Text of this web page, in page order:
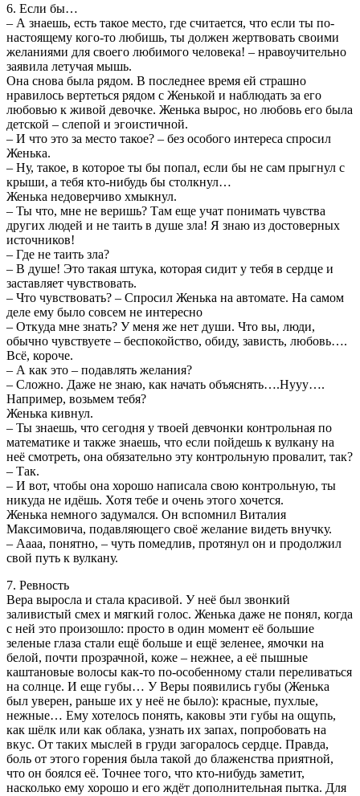
6. Если бы…
– А знаешь, есть такое место, где считается, что если ты по-
настоящему кого-то любишь, ты должен жертвовать своими
желаниями для своего любимого человека! – нравоучительно
заявила летучая мышь.
Она снова была рядом. В последнее время ей страшно
нравилось вертеться рядом с Женькой и наблюдать за его
любовью к живой девочке. Женька вырос, но любовь его была
детской – слепой и эгоистичной.
– И что это за место такое? – без особого интереса спросил
Женька.
– Ну, такое, в которое ты бы попал, если бы не сам прыгнул с
крыши, а тебя кто-нибудь бы столкнул…
Женька недоверчиво хмыкнул.
– Ты что, мне не веришь? Там еще учат понимать чувства
других людей и не таить в душе зла! Я знаю из достоверных
источников!
– Где не таить зла?
– В душе! Это такая штука, которая сидит у тебя в сердце и
заставляет чувствовать.
– Что чувствовать? – Спросил Женька на автомате. На самом
деле ему было совсем не интересно
– Откуда мне знать? У меня же нет души. Что вы, люди,
обычно чувствуете – беспокойство, обиду, зависть, любовь….
Всё, короче.
– А как это – подавлять желания?
– Сложно. Даже не знаю, как начать объяснять….Нууу….
Например, возьмем тебя?
Женька кивнул.
– Ты знаешь, что сегодня у твоей девчонки контрольная по
математике и также знаешь, что если пойдешь к вулкану на
неё смотреть, она обязательно эту контрольную провалит, так?
– Так.
– И вот, чтобы она хорошо написала свою контрольную, ты
никуда не идёшь. Хотя тебе и очень этого хочется.
Женька немного задумался. Он вспомнил Виталия
Максимовича, подавляющего своё желание видеть внучку.
– Аааа, понятно, – чуть помедлив, протянул он и продолжил
свой путь к вулкану.
7. Ревность
Вера выросла и стала красивой. У неё был звонкий
заливистый смех и мягкий голос. Женька даже не понял, когда
с ней это произошло: просто в один момент её большие
зеленые глаза стали ещё больше и ещё зеленее, ямочки на
белой, почти прозрачной, коже – нежнее, а её пышные
каштановые волосы как-то по-особенному стали переливаться
на солнце. И еще губы… У Веры появились губы (Женька
был уверен, раньше их у неё не было): красные, пухлые,
нежные… Ему хотелось понять, каковы эти губы на ощупь,
как шёлк или как облака, узнать их запах, попробовать на
вкус. От таких мыслей в груди загоралось сердце. Правда,
боль от этого горения была такой до блаженства приятной,
что он боялся её. Точнее того, что кто-нибудь заметит,
насколько ему хорошо и его ждёт дополнительная пытка. Для